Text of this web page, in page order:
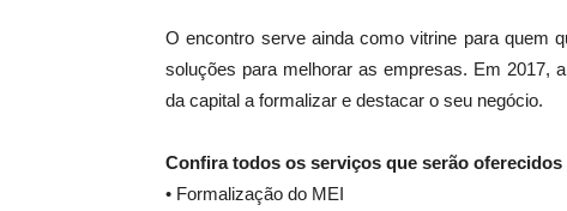
O encontro serve ainda como vitrine para quem
soluções para melhorar as empresas. Em 2017,
da capital a formalizar e destacar o seu negócio.
Confira todos os serviços que serão oferecidos
• Formalização do MEI